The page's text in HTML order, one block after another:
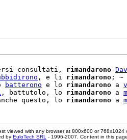
consultati, rimandarono
, e li rimandarono ; ~
batterono e lo rimandarono a
, battutolo, lo rimandarono a
questo, lo rimandarono a
viewed with any browser at 800x600 or 768x1024
by EuloTech SRL - 1996-2007. Content in this